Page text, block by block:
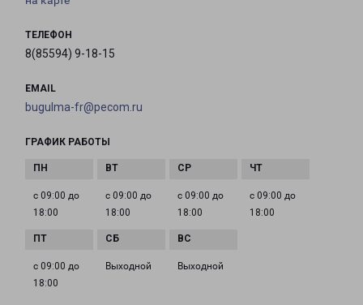
ТЕЛЕФОН
8(85594) 9-18-15
EMAIL
bugulma-fr@pecom.ru
ГРАФИК РАБОТЫ
с 09:00 до
18:00
с 09:00 до
18:00
с 09:00 до
18:00
с 09:00 до
18:00
с 09:00 до
18:00
Выходной Выходной